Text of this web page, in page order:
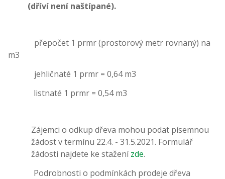
(dříví není naštípané).
přepočet 1 prmr (prostorový metr rovnaný) na
m3
jehličnaté 1 prmr = 0,64 m3
listnaté 1 prmr = 0,54 m3
Zájemci o odkup dřeva mohou podat písemnou
žádost v termínu 22.4. - 31.5.2021. Formulář
žádosti najdete ke staženízde.
Podrobnosti o podmínkách prodeje dřeva